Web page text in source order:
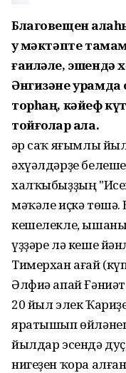
Благовещен
уҡ мәктәпте
ғаиләле, эшендә
Әнгизәне урамда
торһаң, кәйеф
тойғолар ҡала.
Һәр саҡ яғымлы
әхүәлдәрҙе
халҡыбыҙҙың
мәҡәле иҫкә төшә.
кешелекле,
үҙҙәре лә кеше
Тимерхан ағай
Әлфиә апай
20 йыл элек
яратышып
йылдар эсендә
нигеҙен ҡора